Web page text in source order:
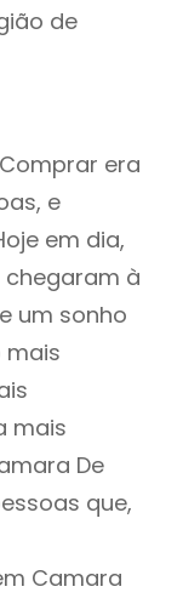
de
era
e
em dia,
à
um sonho
mais
mais
De
que,
Camara